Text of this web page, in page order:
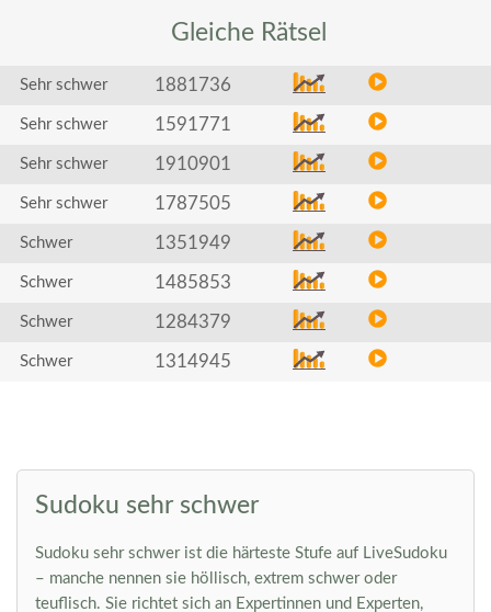
Gleiche Rätsel
Sehr schwer 1881736
Sehr schwer 1591771
Sehr schwer 1910901
Sehr schwer 1787505
Schwer 1351949
Schwer 1485853
Schwer 1284379
Schwer 1314945
Sudoku sehr schwer
Sudoku sehr schwer ist die härteste Stufe auf LiveSudoku
– manche nennen sie höllisch, extrem schwer oder
teuflisch. Sie richtet sich an Expertinnen und Experten,